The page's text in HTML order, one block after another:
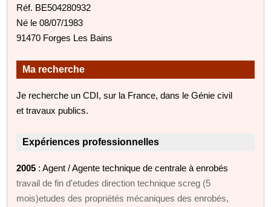
Réf. BE504280932
Né le 08/07/1983
91470 Forges Les Bains
Ma recherche
Je recherche un CDI, sur la France, dans le Génie civil
et travaux publics.
Expériences professionnelles
2005 : Agent / Agente technique de centrale à enrobés
travail de fin d'etudes direction technique screg (5
mois)etudes des propriétés mécaniques des enrobés,